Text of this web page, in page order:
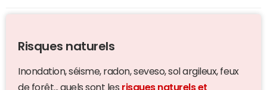
Risques naturels
Inondation, séisme, radon, seveso, sol argileux, feux
de forêt... quels sont les risques naturels et